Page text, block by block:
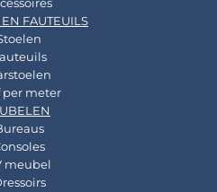
FAUTEUILS
per meter
meubel